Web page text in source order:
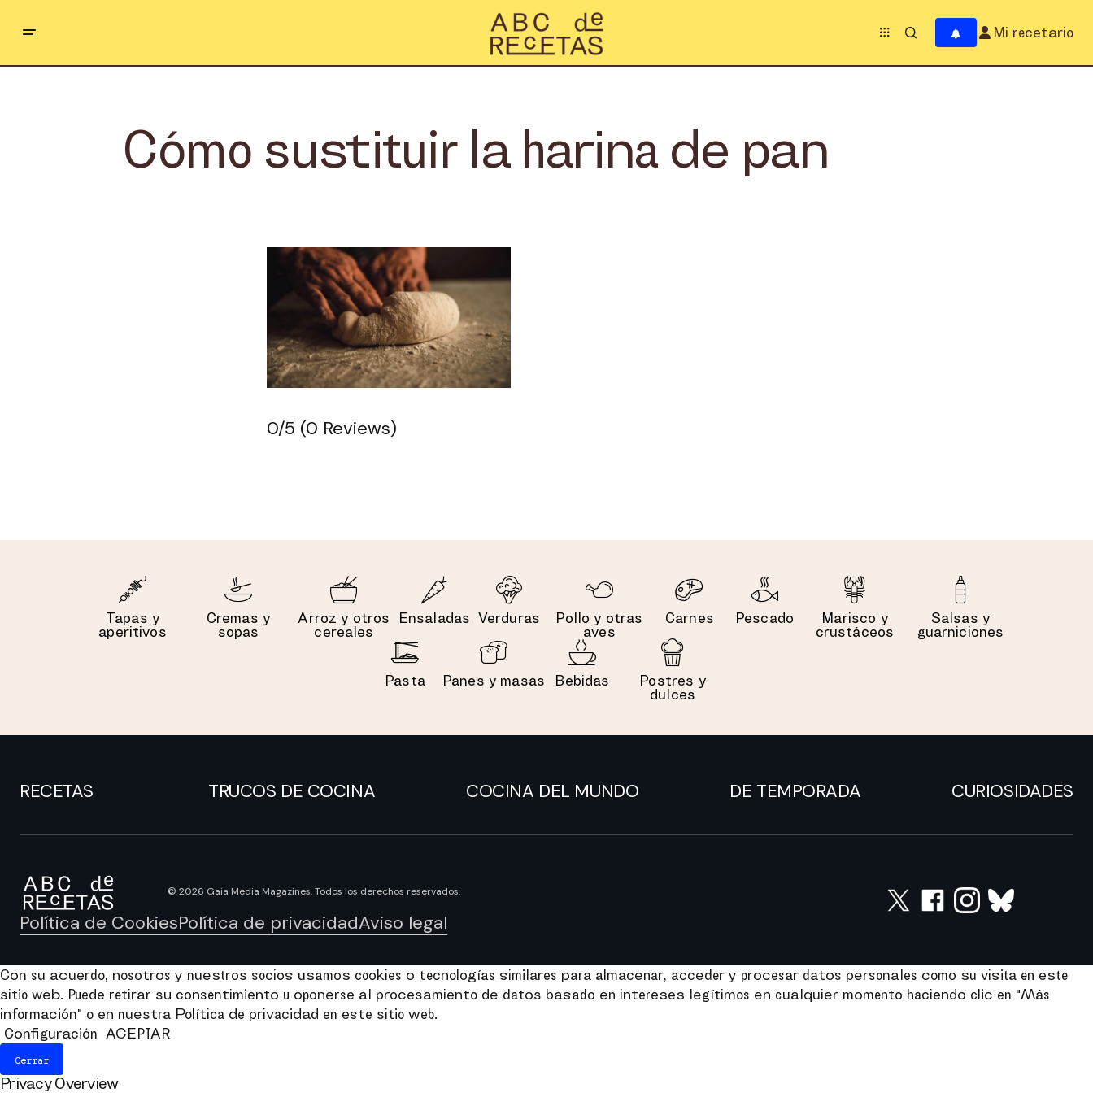
Mi recetario
Cómo sustituir la harina de pan
0/5 (0 Reviews)
Tapas y
aperitivos
Cremas y
sopas
Arroz y otros
cereales
Ensaladas Verduras
Pollo y otras
aves
Carnes Pescado
Marisco y
crustáceos
Salsas y
guarniciones
Pasta Panes y masas Bebidas
Postres y
dulces
RECETAS TRUCOS DE COCINA COCINA DEL MUNDO DE TEMPORADA CURIOSIDADES
© 2026 Gaia Media Magazines. Todos los derechos reservados.
Política de CookiesPolítica de privacidadAviso legal
Con su acuerdo, nosotros y nuestros socios usamos cookies o tecnologías similares para almacenar, acceder y procesar datos personales como su visita en este
sitio web. Puede retirar su consentimiento u oponerse al procesamiento de datos basado en intereses legítimos en cualquier momento haciendo clic en "Más
información" o en nuestra Política de privacidad en este sitio web.
Configuración
ACEPTAR
Cerrar
Privacy Overview